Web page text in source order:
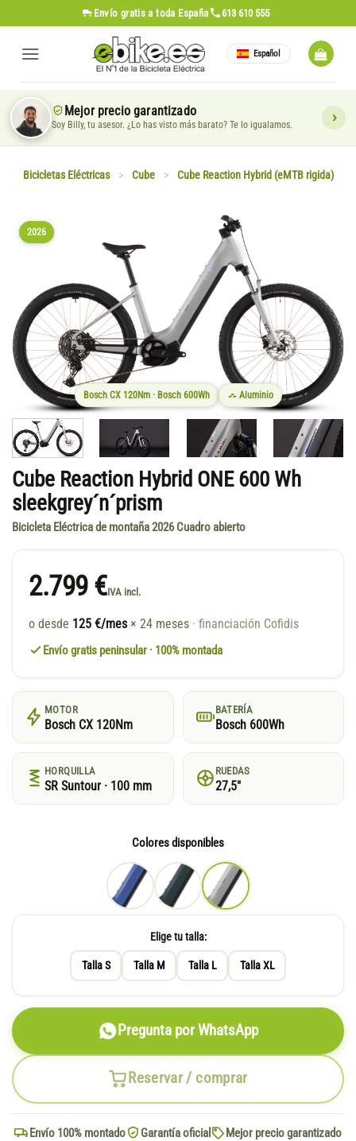
al
contenido
Envío gratis a toda España 613 610 555
Español
Mejor precio garantizado
Soy Billy, tu asesor. ¿Lo has visto más barato? Te lo igualamos.
Bicicletas Eléctricas > Cube > Cube Reaction Hybrid (eMTB rigida)
2026
Bosch CX 120Nm · Bosch 600Wh Aluminio
Cube Reaction Hybrid ONE 600 Wh
sleekgrey´n´prism
Bicicleta Eléctrica de montaña 2026 Cuadro abierto
2.799 €IVA incl.
o desde 125 €/mes × 24 meses · financiación Cofidis
Envío gratis peninsular · 100% montada
MOTOR
Bosch CX 120Nm
BATERÍA
Bosch 600Wh
HORQUILLA
SR Suntour · 100 mm
RUEDAS
27,5"
Colores disponibles
Elige tu talla:
Talla S Talla M Talla L Talla XL
Reservar / comprar
Pregunta por WhatsApp
Envío 100% montado Garantía oficial
Mejor precio garantizado